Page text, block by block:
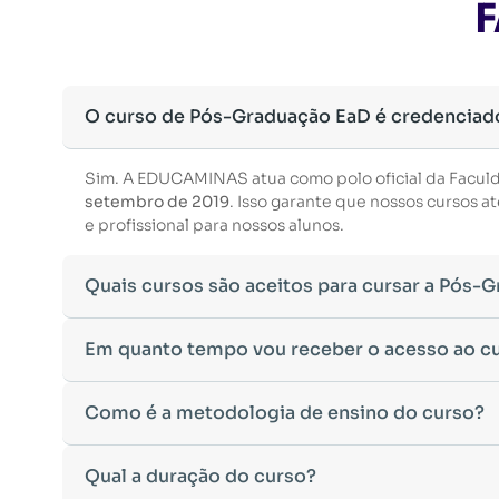
O curso de Pós-Graduação EaD é
Sim. A EDUCAMINAS atua como polo oficial da
setembro de 2019. Isso garante que nossos cursos
e profissional para nossos alunos.
Quais cursos são aceitos para cursar a Pós-
Para ingressar em um curso de pós-graduação, é
•Licenciatura– Formação voltada para o magistério
•Tecnólogo– Cursos de formação superior de
•Cursos de Formação de Oficiais
Caso tenha dúvidas sobre a validade do seu
Em quanto tempo vou receber o acesso ao
Após a conclusão da sua matrícula e a confirmação
Caso não receba o e-mail de acesso em até
Como é a metodologia de ensino do curso?
A metodologia daEDUCAMINAS
Qual a duração do curso?